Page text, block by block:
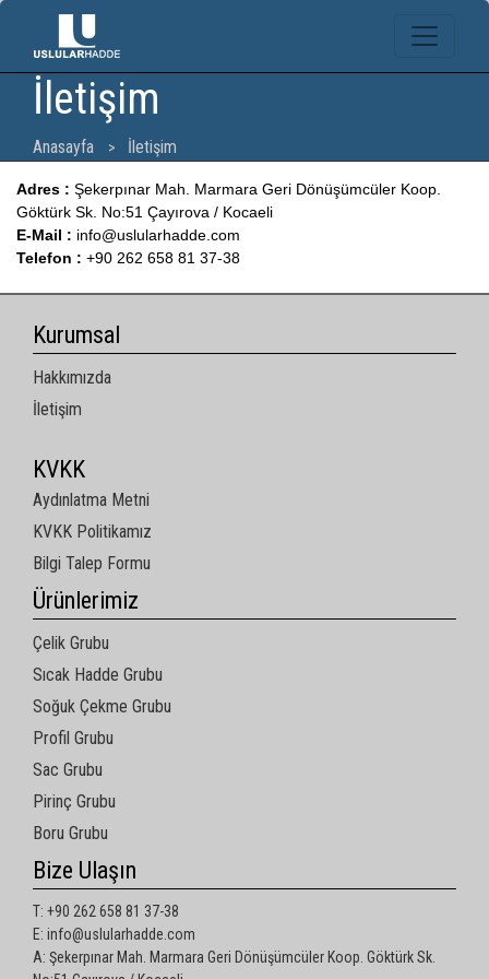
İletişim
Anasayfa İletişim
Adres : Şekerpınar Mah. Marmara Geri Dönüşümcüler Koop.
Göktürk Sk. No:51 Çayırova / Kocaeli
E-Mail : info@uslularhadde.com
Telefon : +90 262 658 81 37-38
Kurumsal
Hakkımızda
İletişim
KVKK
Aydınlatma Metni
KVKK Politikamız
Bilgi Talep Formu
Ürünlerimiz
Çelik Grubu
Sıcak Hadde Grubu
Soğuk Çekme Grubu
Profil Grubu
Sac Grubu
Pirinç Grubu
Boru Grubu
Bize Ulaşın
T: +90 262 658 81 37-38
E: info@uslularhadde.com
A: Şekerpınar Mah. Marmara Geri Dönüşümcüler Koop. Göktürk Sk.